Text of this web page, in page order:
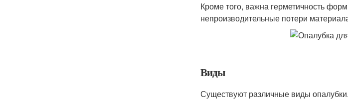
Кроме того, важна герметичность
непроизводительные потери
Виды
Существуют различные виды опалубки.